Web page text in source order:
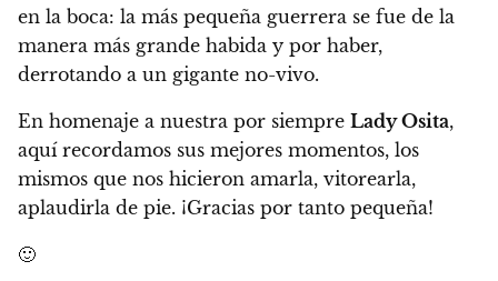
en la boca: la más pequeña guerrera se fue de la
manera más grande habida y por haber,
derrotando a un gigante no-vivo.
En homenaje a nuestra por siempre Lady Osita,
aquí recordamos sus mejores momentos, los
mismos que nos hicieron amarla, vitorearla,
aplaudirla de pie. ¡Gracias por tanto pequeña!
🙂